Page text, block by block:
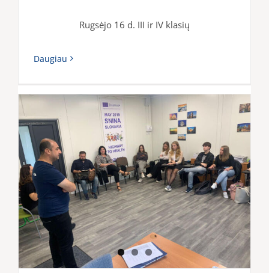
Rugsėjo 16 d. III ir IV klasių
Daugiau